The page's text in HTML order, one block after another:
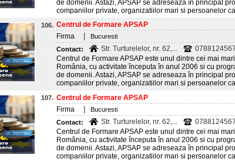
de domenii. Astazi, APSAP se adreseaza în principal
companiilor private, organizatiilor mari si persoanelor
106. Centrul de Formare APSAP
Firma
Bucuresti
Contact:
Str. Turturelelor, nr. 62,...
Centrul de Formare APSAP este unul dintre cei mai
România, cu activitate începuta în anul 2006 si cu
de domenii. Astazi, APSAP se adreseaza în principal
companiilor private, organizatiilor mari si persoanelor
107. Centrul de Formare APSAP
Firma
Bucuresti
Contact:
Str. Turturelelor, nr. 62,...
Centrul de Formare APSAP este unul dintre cei mai
România, cu activitate începuta în anul 2006 si cu
de domenii. Astazi, APSAP se adreseaza în principal
companiilor private, organizatiilor mari si persoanelor